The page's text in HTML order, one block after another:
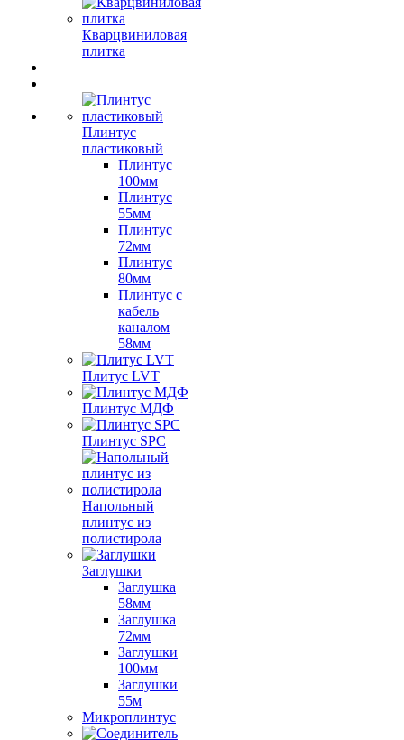
Кварцвиниловая
плитка
Плинтус
пластиковый
Плинтус
100мм
Плинтус
55мм
Плинтус
72мм
Плинтус
80мм
Плинтус с
кабель
каналом
58мм
Плитус LVT
Плинтус МДФ
Плинтус SPC
Напольный
плинтус из
полистирола
Заглушки
Заглушка
58мм
Заглушка
72мм
Заглушки
100мм
Заглушки
55м
Микроплинтус